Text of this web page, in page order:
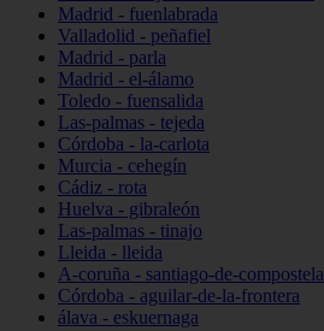
Madrid - fuenlabrada
Valladolid - peñafiel
Madrid - parla
Madrid - el-álamo
Toledo - fuensalida
Las-palmas - tejeda
Córdoba - la-carlota
Murcia - cehegín
Cádiz - rota
Huelva - gibraleón
Las-palmas - tinajo
Lleida - lleida
A-coruña - santiago-de-compostela
Córdoba - aguilar-de-la-frontera
álava - eskuernaga